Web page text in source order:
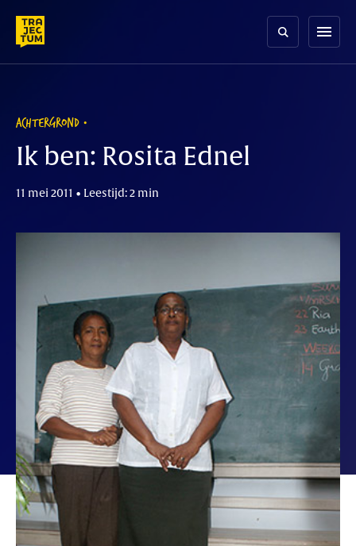
content
menu
ACHTERGROND
Ik ben: Rosita Ednel
11 mei 2011 • Leestijd: 2 min